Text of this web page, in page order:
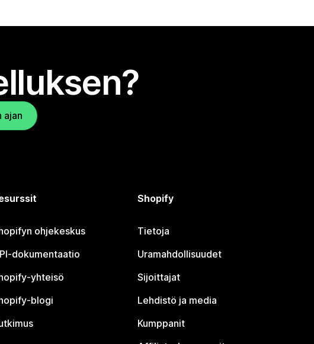
ajan
ohjekeskus
dokumentaatio
yhteisö
blogi
Shopify
Tietoja
Uramahdollisuudet
Sijoittajat
Lehdistö ja media
Kumppanit